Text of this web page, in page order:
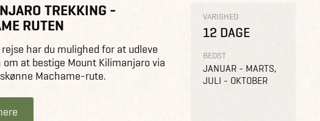
TREKKING -
RUTEN
har du mulighed for at udleve
at bestige Mount Kilimanjaro via
Machame-rute.
VARIGHED
12 DAGE
BEDST
JANUAR - MARTS,
JULI - OKTOBER